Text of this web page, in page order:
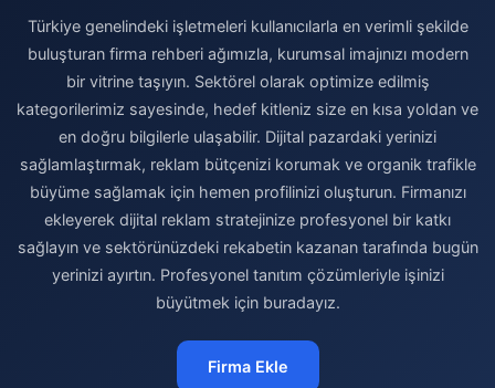
Türkiye genelindeki işletmeleri kullanıcılarla en verimli şekilde
buluşturan firma rehberi ağımızla, kurumsal imajınızı modern
bir vitrine taşıyın. Sektörel olarak optimize edilmiş
kategorilerimiz sayesinde, hedef kitleniz size en kısa yoldan ve
en doğru bilgilerle ulaşabilir. Dijital pazardaki yerinizi
sağlamlaştırmak, reklam bütçenizi korumak ve organik trafikle
büyüme sağlamak için hemen profilinizi oluşturun. Firmanızı
ekleyerek dijital reklam stratejinize profesyonel bir katkı
sağlayın ve sektörünüzdeki rekabetin kazanan tarafında bugün
yerinizi ayırtın. Profesyonel tanıtım çözümleriyle işinizi
büyütmek için buradayız.
Firma Ekle